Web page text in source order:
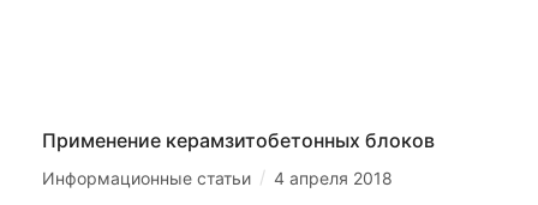
Применение керамзитобетонных блоков
Информационные статьи / 4 апреля 2018